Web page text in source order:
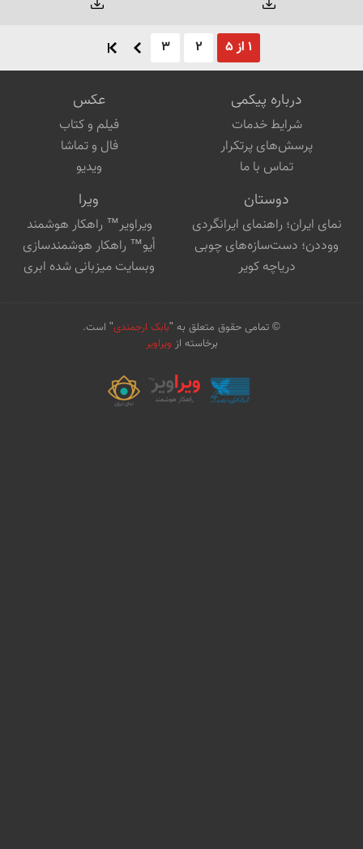
1 از 5 2
3
درباره پیکمی
شرایط خدمات
پرسش‌های پرتکرار
تماس با ما
عکس
فیلم و کتاب
فال و تماشا
ویدیو
دوستان
نمای ایران؛ راهنمای ایرانگردی
ووددن؛ دست‌سازه‌های چوبی
دریاچه کویر
ویرا
ویراویر™ راهکار هوشمند
اُیو™ راهکار هوشمندسازی
وبسایت میزبانی شده ابری
© تمامی حقوق متعلق به "بابک ارجمندی" است.
برخاسته از ویراویر